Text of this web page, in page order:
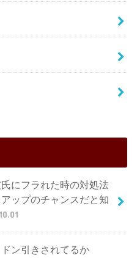
氏にフラれた時の対処法
アップのチャンスだと知
ン引きされてるか